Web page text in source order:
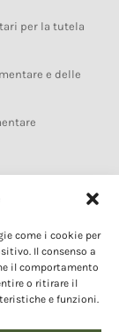
come i cookie per
Il consenso a
il comportamento
o ritirare il
e funzioni.
per la tutela
e delle